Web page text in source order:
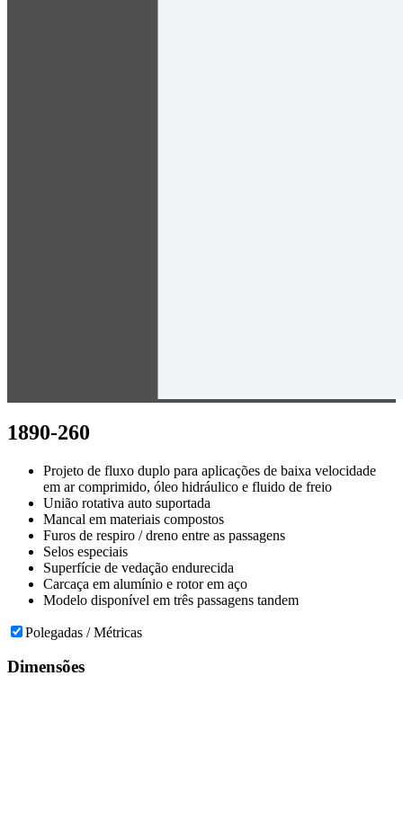
1890-260
Projeto de fluxo duplo para aplicações de baixa velocidade
em ar comprimido, óleo hidráulico e fluido de freio
União rotativa auto suportada
Mancal em materiais compostos
Furos de respiro / dreno entre as passagens
Selos especiais
Superfície de vedação endurecida
Carcaça em alumínio e rotor em aço
Modelo disponível em três passagens tandem
Polegadas / Métricas
Dimensões